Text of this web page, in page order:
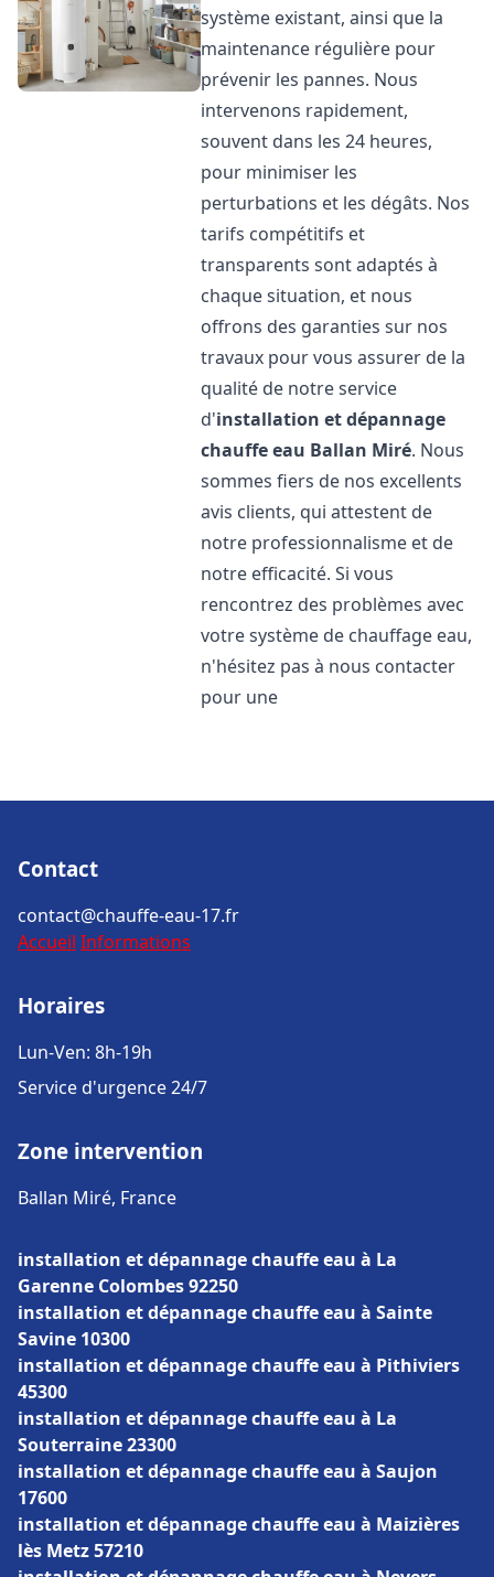
système existant, ainsi que la
maintenance régulière pour
prévenir les pannes. Nous
intervenons rapidement,
souvent dans les 24 heures,
pour minimiser les
perturbations et les dégâts. Nos
tarifs compétitifs et
transparents sont adaptés à
chaque situation, et nous
offrons des garanties sur nos
travaux pour vous assurer de la
qualité de notre service
d'installation et dépannage
chauffe eau Ballan Miré. Nous
sommes fiers de nos excellents
avis clients, qui attestent de
notre professionnalisme et de
notre efficacité. Si vous
rencontrez des problèmes avec
votre système de chauffage eau,
n'hésitez pas à nous contacter
pour une
Contact
contact@chauffe-eau-17.fr
Accueil Informations
Horaires
Lun-Ven: 8h-19h
Service d'urgence 24/7
Zone intervention
Ballan Miré, France
installation et dépannage chauffe eau à La
Garenne Colombes 92250
installation et dépannage chauffe eau à Sainte
Savine 10300
installation et dépannage chauffe eau à Pithiviers
45300
installation et dépannage chauffe eau à La
Souterraine 23300
installation et dépannage chauffe eau à Saujon
17600
installation et dépannage chauffe eau à Maizières
lès Metz 57210